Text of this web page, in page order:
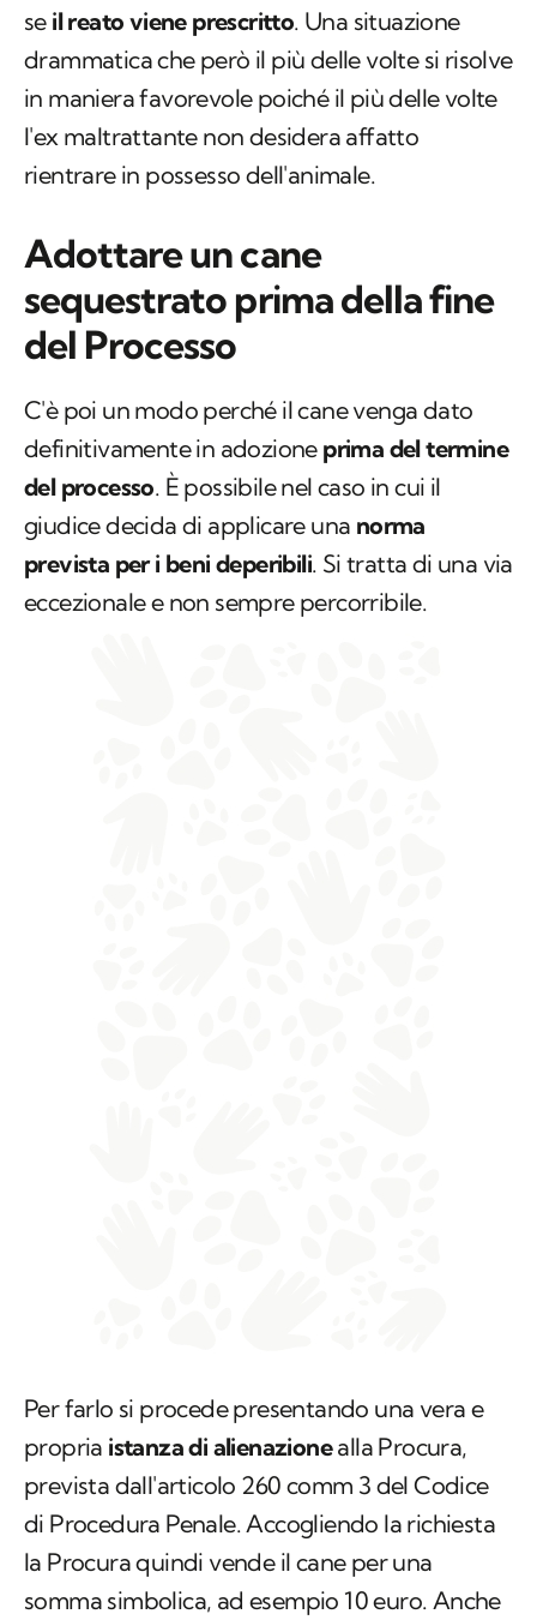
se il reato viene prescritto. Una situazione
drammatica che però il più delle volte si risolve
in maniera favorevole poiché il più delle volte
l'ex maltrattante non desidera affatto
rientrare in possesso dell'animale.
Adottare un cane
sequestrato prima della fine
del Processo
C'è poi un modo perché il cane venga dato
definitivamente in adozione prima del termine
del processo. È possibile nel caso in cui il
giudice decida di applicare una norma
prevista per i beni deperibili. Si tratta di una via
eccezionale e non sempre percorribile.
Per farlo si procede presentando una vera e
propria istanza di alienazionealla Procura,
prevista dall'articolo 260 comm 3 del Codice
di Procedura Penale. Accogliendo la richiesta
la Procura quindi vende il cane per una
somma simbolica, ad esempio 10 euro. Anche